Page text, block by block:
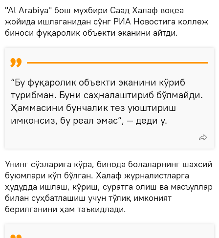
"Al Arabiya" бош мухбири Саад Халаф воқеа
жойида ишлаганидан сўнг РИА Новостига коллеж
биноси фуқаролик объекти эканини айтди.
“Бу фуқаролик объекти эканини кўриб
турибман. Буни саҳналаштириб бўлмайди.
Ҳаммасини бунчалик тез уюштириш
имконсиз, бу реал эмас”, — деди у.
Унинг сўзларига кўра, бинода болаларнинг шахсий
буюмлари кўп бўлган. Халаф журналистларга
ҳудудда ишлаш, кўриш, суратга олиш ва масъуллар
билан суҳбатлашиш учун тўлиқ имконият
берилганини ҳам таъкидлади.